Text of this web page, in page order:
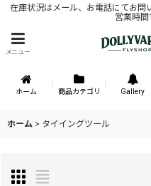
在庫状況はメール、お電話にてお問
営業時
メニュー
ホーム 商品カテゴリ Gallery
ホーム > タイイングツール